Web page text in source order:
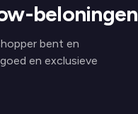
beloningen
bent en
en exclusieve